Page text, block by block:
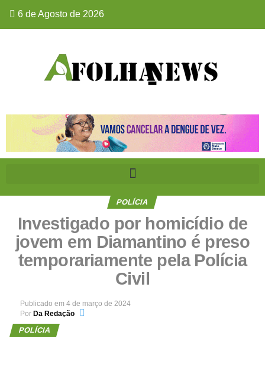
6 de Agosto de 2026
POLÍCIA
Investigado por homicídio de
jovem em Diamantino é preso
temporariamente pela Polícia
Civil
Publicado em 4 de março de 2024
Por Da Redação
POLÍCIA